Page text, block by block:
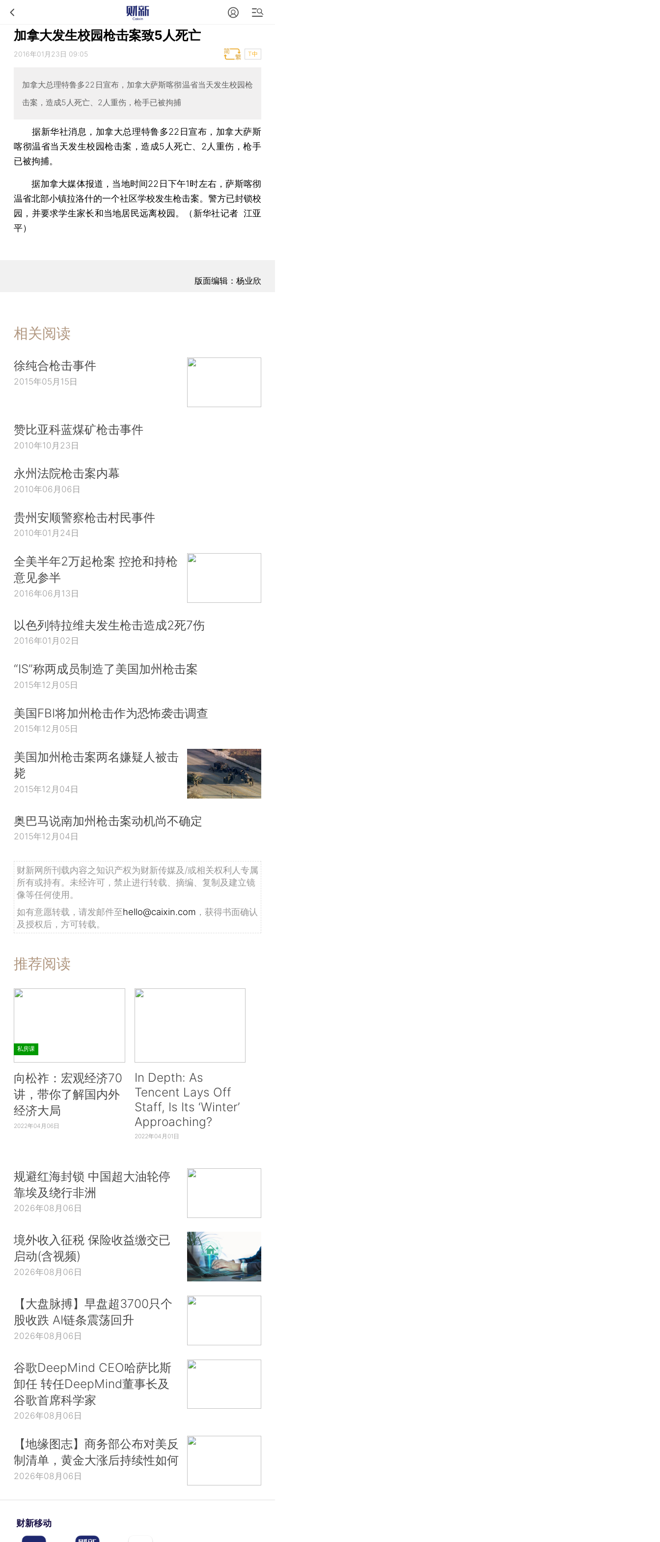
加拿大发生校园枪击案致5人死亡
2016年01月23日 09:05 T中
加拿大总理特鲁多22日宣布，加拿大萨斯喀彻温省当天发生校园枪
击案，造成5人死亡、2人重伤，枪手已被拘捕
据新华社消息，加拿大总理特鲁多22日宣布，加拿大萨斯
喀彻温省当天发生校园枪击案，造成5人死亡、2人重伤，枪手
已被拘捕。
据加拿大媒体报道，当地时间22日下午1时左右，萨斯喀彻
温省北部小镇拉洛什的一个社区学校发生枪击案。警方已封锁校
园，并要求学生家长和当地居民远离校园。（新华社记者 江亚
平）
版面编辑：杨业欣
相关阅读
徐纯合枪击事件
2015年05月15日
赞比亚科蓝煤矿枪击事件
2010年10月23日
永州法院枪击案内幕
2010年06月06日
贵州安顺警察枪击村民事件
2010年01月24日
全美半年2万起枪案 控抢和持枪
意见参半
2016年06月13日
以色列特拉维夫发生枪击造成2死7伤
2016年01月02日
“IS”称两成员制造了美国加州枪击案
2015年12月05日
美国FBI将加州枪击作为恐怖袭击调查
2015年12月05日
美国加州枪击案两名嫌疑人被击
毙
2015年12月04日
奥巴马说南加州枪击案动机尚不确定
2015年12月04日
财新网所刊载内容之知识产权为财新传媒及/或相关权利人专属
所有或持有。未经许可，禁止进行转载、摘编、复制及建立镜
像等任何使用。
如有意愿转载，请发邮件至hello@caixin.com ，获得书面确认
及授权后，方可转载。
推荐阅读
私房课
向松祚：宏观经济70
讲，带你了解国内外
经济大局
2022年04月06日
In Depth: As
Tencent Lays Off
Staff, Is Its ‘Winter’
Approaching?
2022年04月01日
规避红海封锁 中国超大油轮停
靠埃及绕行非洲
2026年08月06日
境外收入征税 保险收益缴交已
启动(含视频)
2026年08月06日
【大盘脉搏】早盘超3700只个
股收跌 AI链条震荡回升
2026年08月06日
谷歌DeepMind CEO哈萨比斯
卸任 转任DeepMind董事长及
谷歌首席科学家
2026年08月06日
【地缘图志】商务部公布对美反
制清单，黄金大涨后持续性如何
2026年08月06日
财新移动